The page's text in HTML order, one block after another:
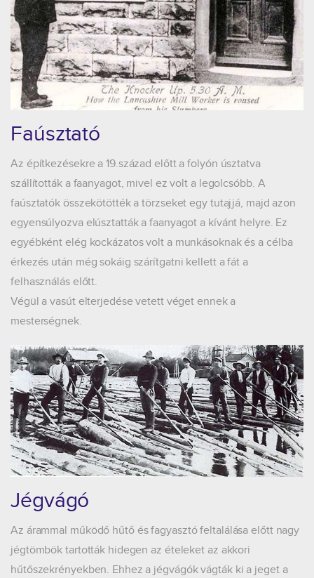
Faúsztató
Az építkezésekre a 19.század előtt a folyón úsztatva
szállították a faanyagot, mivel ez volt a legolcsóbb. A
faúsztatók összekötötték a törzseket egy tutajjá, majd azon
egyensúlyozva elúsztatták a faanyagot a kívánt helyre. Ez
egyébként elég kockázatos volt a munkásoknak és a célba
érkezés után még sokáig szárítgatni kellett a fát a
felhasználás előtt.
Végül a vasút elterjedése vetett véget ennek a
mesterségnek.
Jégvágó
Az árammal működő hűtő és fagyasztó feltalálása előtt nagy
jégtömbök tartották hidegen az ételeket az akkori
hűtőszekrényekben. Ehhez a jégvágók vágták ki a jeget a